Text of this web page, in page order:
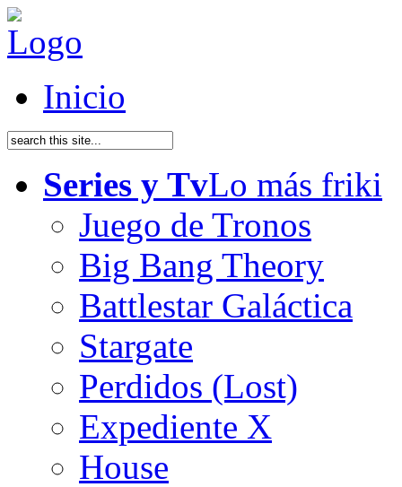
Inicio
Series y TvLo más friki
Juego de Tronos
Big Bang Theory
Battlestar Galáctica
Stargate
Perdidos (Lost)
Expediente X
House